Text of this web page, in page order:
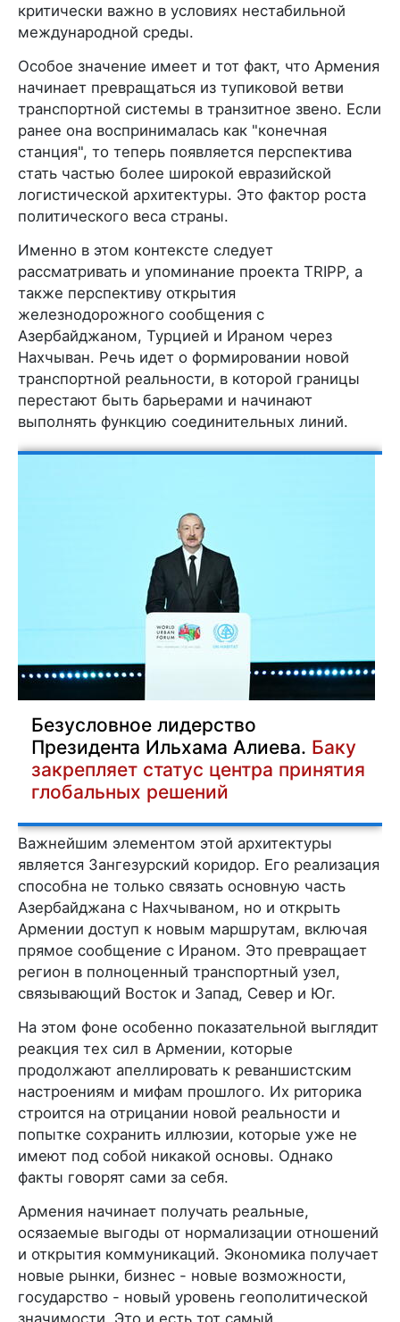
критически важно в условиях нестабильной
международной среды.
Особое значение имеет и тот факт, что Армения
начинает превращаться из тупиковой ветви
транспортной системы в транзитное звено. Если
ранее она воспринималась как "конечная
станция", то теперь появляется перспектива
стать частью более широкой евразийской
логистической архитектуры. Это фактор роста
политического веса страны.
Именно в этом контексте следует
рассматривать и упоминание проекта TRIPP, а
также перспективу открытия
железнодорожного сообщения с
Азербайджаном, Турцией и Ираном через
Нахчыван. Речь идет о формировании новой
транспортной реальности, в которой границы
перестают быть барьерами и начинают
выполнять функцию соединительных линий.
Безусловное лидерство
Президента Ильхама Алиева. Баку
закрепляет статус центра принятия
глобальных решений
Важнейшим элементом этой архитектуры
является Зангезурский коридор. Его реализация
способна не только связать основную часть
Азербайджана с Нахчываном, но и открыть
Армении доступ к новым маршрутам, включая
прямое сообщение с Ираном. Это превращает
регион в полноценный транспортный узел,
связывающий Восток и Запад, Север и Юг.
На этом фоне особенно показательной выглядит
реакция тех сил в Армении, которые
продолжают апеллировать к реваншистским
настроениям и мифам прошлого. Их риторика
строится на отрицании новой реальности и
попытке сохранить иллюзии, которые уже не
имеют под собой никакой основы. Однако
факты говорят сами за себя.
Армения начинает получать реальные,
осязаемые выгоды от нормализации отношений
и открытия коммуникаций. Экономика получает
новые рынки, бизнес - новые возможности,
государство - новый уровень геополитической
значимости. Это и есть тот самый